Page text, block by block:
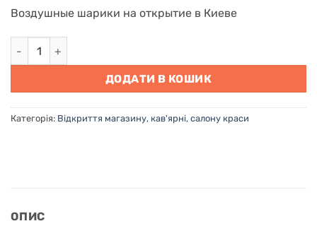
Воздушные шарики на открытие в Киеве
Повітряні кульки на відкриття магазину в Києві кількість
ДОДАТИ В КОШИК
Категорія: Відкриття магазину, кав'ярні, салону краси
ОПИС